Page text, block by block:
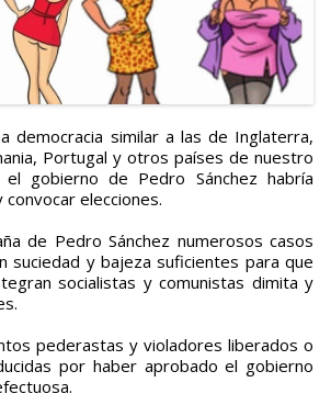
Portugal y otros países de nuestro
gobierno de Pedro Sánchez habría
elecciones.
de Pedro Sánchez numerosos casos
suciedad y bajeza suficientes para que
socialistas y comunistas dimita y
pederastas y violadores liberados o
por haber aprobado el gobierno